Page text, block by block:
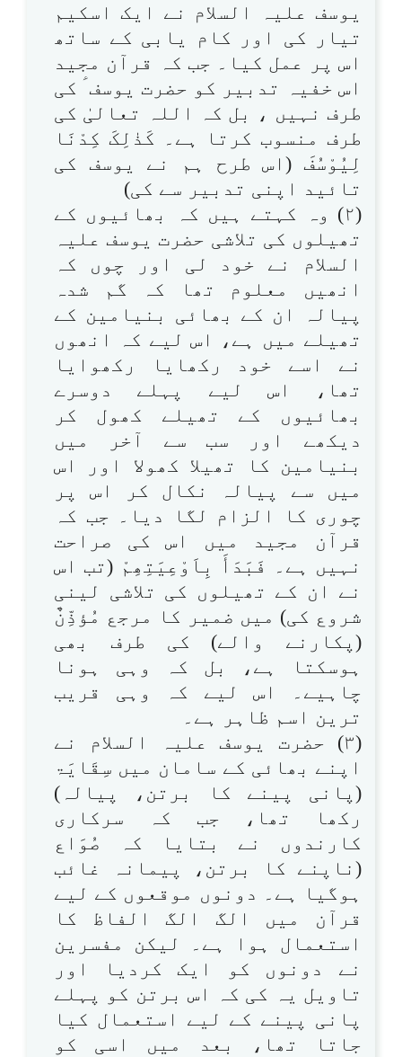
یوسف علیہ السلام نے ایک اسکیم
تیار کی اور کام یابی کے ساتھ
اس پر عمل کیا۔ جب کہ قرآن مجید
اس خفیہ تدبیر کو حضرت یوسف ؑ کی
طرف نہیں ، بل کہ اللہ تعالیٰ کی
طرف منسوب کرتا ہے۔ کَذٰلِکَ کِدْنَا
لِیُوْسُفَ (اس طرح ہم نے یوسف کی
تائید اپنی تدبیر سے کی)
(۲) وہ کہتے ہیں کہ بھائیوں کے
تھیلوں کی تلاشی حضرت یوسف علیہ
السلام نے خود لی اور چوں کہ
انھیں معلوم تھا کہ گم شدہ
پیالہ ان کے بھائی بنیامین کے
تھیلے میں ہے، اس لیے کہ انھوں
نے اسے خود رکھایا رکھوایا
تھا، اس لیے پہلے دوسرے
بھائیوں کے تھیلے کھول کر
دیکھے اور سب سے آخر میں
بنیامین کا تھیلا کھولا اور اس
میں سے پیالہ نکال کر اس پر
چوری کا الزام لگا دیا۔ جب کہ
قرآن مجید میں اس کی صراحت
نہیں ہے۔ فَبَدَأَ بِاَوْعِیَتِھِمْ (تب اس
نے ان کے تھیلوں کی تلاشی لینی
شروع کی) میں ضمیر کا مرجع مُؤذِّنٌ
(پکارنے والے) کی طرف بھی
ہوسکتا ہے، بل کہ وہی ہونا
چاہیے۔ اس لیے کہ وہی قریب
ترین اسم ظاہر ہے۔
(۳) حضرت یوسف علیہ السلام نے
اپنے بھائی کے سامان میں سِقَایَۃ
(پانی پینے کا برتن، پیالہ)
رکھا تھا، جب کہ سرکاری
کارندوں نے بتایا کہ صُوَاع
(ناپنے کا برتن، پیمانہ غائب
ہوگیا ہے۔ دونوں موقعوں کے لیے
قرآن میں الگ الگ الفاظ کا
استعمال ہوا ہے۔ لیکن مفسرین
نے دونوں کو ایک کردیا اور
تاویل یہ کی کہ اس برتن کو پہلے
پانی پینے کے لیے استعمال کیا
جاتا تھا، بعد میں اسی کو